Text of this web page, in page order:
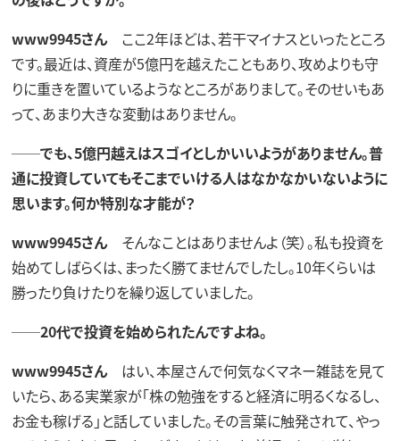
www9945さんここ2年ほどは、若干マイナスといったところ
です。最近は、資産が5億円を越えたこともあり、攻めよりも守
りに重きを置いているようなところがありまして。そのせいもあ
って、あまり大きな変動はありません。
──でも、5億円越えはスゴイとしかいいようがありません。普
通に投資していてもそこまでいける人はなかなかいないように
思います。何か特別な才能が？
www9945さんそんなことはありませんよ（笑）。私も投資を
始めてしばらくは、まったく勝てませんでしたし。10年くらいは
勝ったり負けたりを繰り返していました。
──20代で投資を始められたんですよね。
www9945さんはい、本屋さんで何気なくマネー雑誌を見て
いたら、ある実業家が「株の勉強をすると経済に明るくなるし、
お金も稼げる」と話していました。その言葉に触発されて、やっ